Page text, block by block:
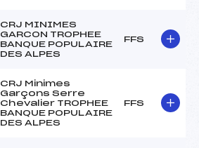
CRJ MINIMES
GARCON TROPHEE
BANQUE POPULAIRE
DES ALPES
FFS
CRJ Minimes
Garçons Serre
Chevalier TROPHEE
BANQUE POPULAIRE
DES ALPES
FFS